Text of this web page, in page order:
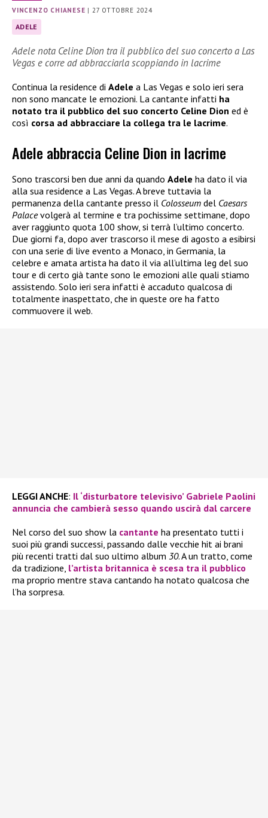
VINCENZO CHIANESE |27 OTTOBRE 2024
ADELE
Adele nota Celine Dion tra il pubblico del suo concerto a Las
Vegas e corre ad abbracciarla scoppiando in lacrime
Continua la residence di Adele a Las Vegas e solo ieri sera
non sono mancate le emozioni. La cantante infatti ha
notato tra il pubblico del suo concerto Celine Dion ed è
così corsa ad abbracciare la collega tra le lacrime.
Adele abbraccia Celine Dion in lacrime
Sono trascorsi ben due anni da quando Adele ha dato il via
alla sua residence a Las Vegas. A breve tuttavia la
permanenza della cantante presso il Colosseum del Caesars
Palacevolgerà al termine e tra pochissime settimane, dopo
aver raggiunto quota 100 show, si terrà l’ultimo concerto.
Due giorni fa, dopo aver trascorso il mese di agosto a esibirsi
con una serie di live evento a Monaco, in Germania, la
celebre e amata artista ha dato il via all’ultima leg del suo
tour e di certo già tante sono le emozioni alle quali stiamo
assistendo. Solo ieri sera infatti è accaduto qualcosa di
totalmente inaspettato, che in queste ore ha fatto
commuovere il web.
LEGGI ANCHE: Il ‘disturbatore televisivo’ Gabriele Paolini
annuncia che cambierà sesso quando uscirà dal carcere
Nel corso del suo show la cantante ha presentato tutti i
suoi più grandi successi, passando dalle vecchie hit ai brani
più recenti tratti dal suo ultimo album 30. A un tratto, come
da tradizione, l’artista britannica è scesa tra il pubblico
ma proprio mentre stava cantando ha notato qualcosa che
l’ha sorpresa.